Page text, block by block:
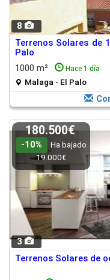
8
Terrenos Solares de
Palo
1000 m²
Hace 1 día
Malaga - El Palo
3
180.500€
-10%
Ha bajado
19.000€
Terrenos Solares de